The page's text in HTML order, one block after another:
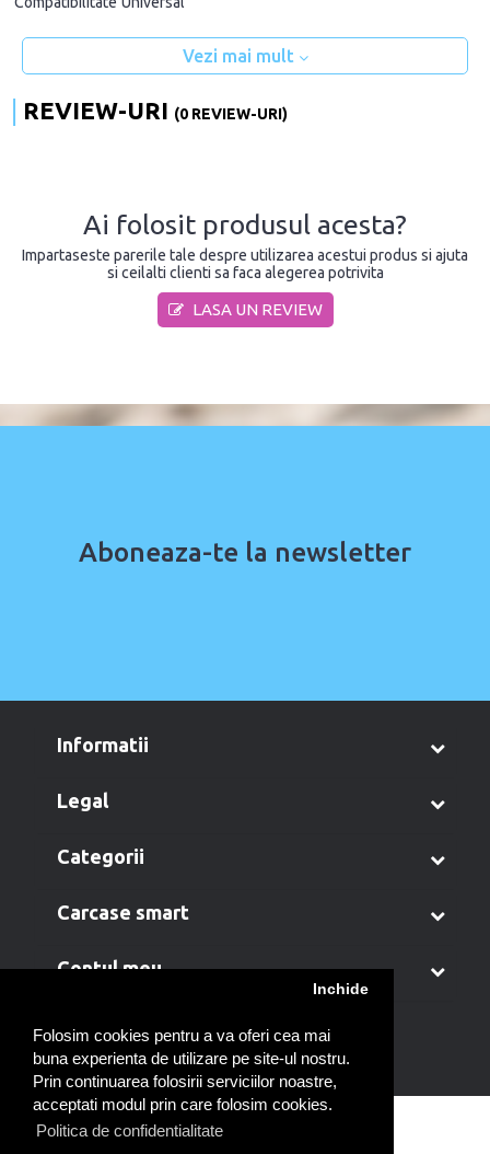
Folosim cookies pentru a va oferi cea mai
buna experienta de utilizare pe site-ul nostru.
Prin continuarea folosirii serviciilor noastre,
acceptati modul prin care folosim cookies.
Politica de confidentialitate
Inchide
Vezi mai mult
REVIEW-URI (0 REVIEW-URI)
Ai folosit produsul acesta?
Impartaseste parerile tale despre utilizarea acestui produs si ajuta
si ceilalti clienti sa faca alegerea potrivita
LASA UN REVIEW
Aboneaza-te la newsletter
informatii
legal
categorii
carcase smart
contul meu